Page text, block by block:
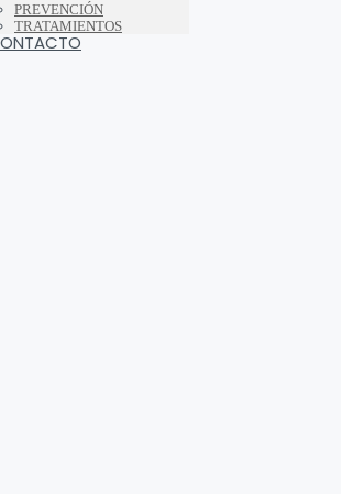
PREVENCIÓN
TRATAMIENTOS